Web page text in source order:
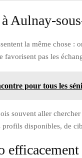
Aulnay-
la même chose
pas les
pour tous les
souvent aller
disponibles, de